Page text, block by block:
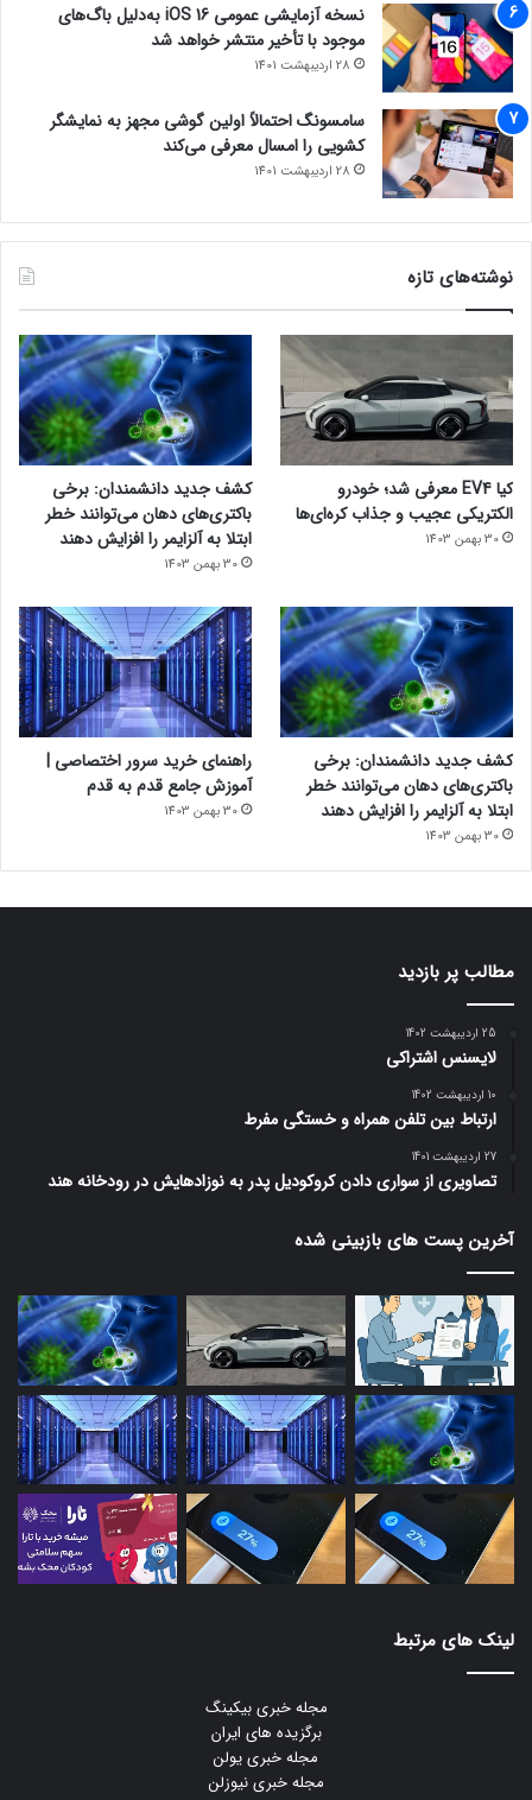
نسخه آزمایشی عمومی iOS 16 به‌دلیل باگ‌های
موجود با تأخیر منتشر خواهد شد
28 اردیبهشت 1401
سامسونگ احتمالاً اولین گوشی مجهز به نمایشگر
کشویی را امسال معرفی می‌کند
28 اردیبهشت 1401
نوشته‌های تازه
کیا EV4 معرفی شد؛ خودرو
الکتریکی عجیب و جذاب کره‌ای‌ها
30 بهمن 1403
کشف جدید دانشمندان: برخی
باکتری‌های دهان می‌توانند خطر
ابتلا به آلزایمر را افزایش دهند
30 بهمن 1403
کشف جدید دانشمندان: برخی
باکتری‌های دهان می‌توانند خطر
ابتلا به آلزایمر را افزایش دهند
30 بهمن 1403
راهنمای خرید سرور اختصاصی |
آموزش جامع قدم به قدم
30 بهمن 1403
مطالب پر بازدید
25 اردیبهشت 1402
لایسنس اشتراکی
10 اردیبهشت 1402
ارتباط بین تلفن همراه و خستگی مفرط
27 اردیبهشت 1401
تصاویری از سواری دادن کروکودیل پدر به نوزادهایش در رودخانه هند
آخرین پست های بازبینی شده
لینک های مرتبط
مجله خبری بیکینگ
برگزیده های ایران
مجله خبری یولن
مجله خبری نیوزلن